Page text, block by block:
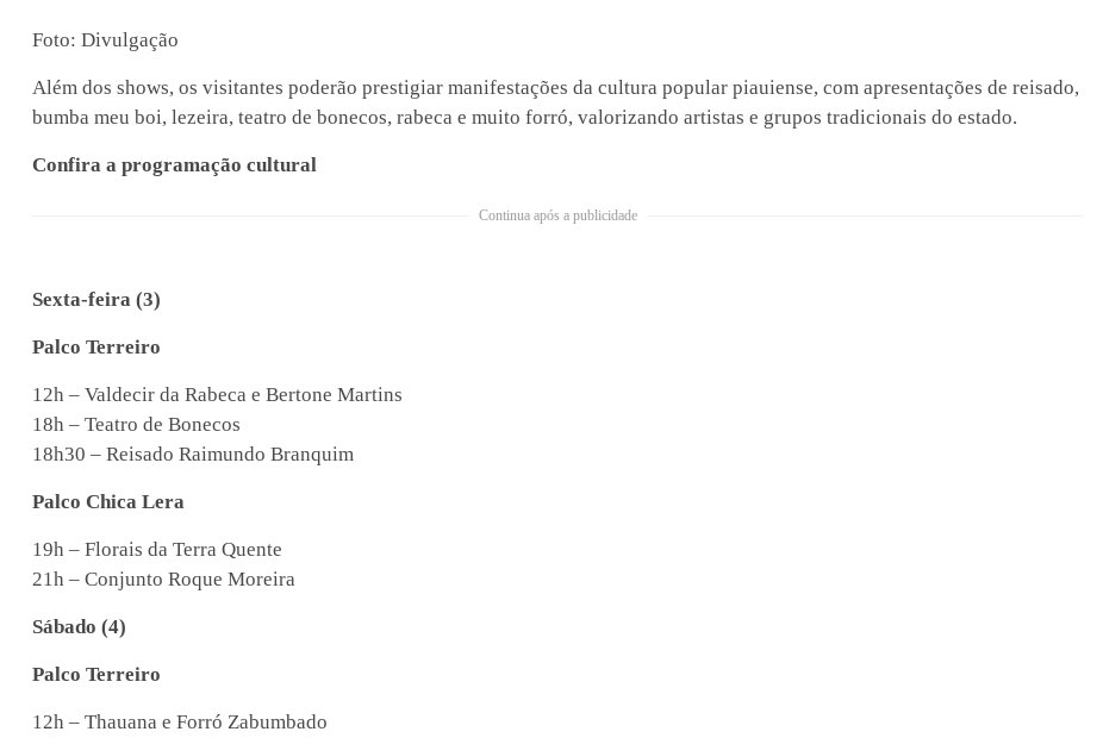
Foto: Divulgação
Além dos shows, os visitantes poderão prestigiar manifestações da cultura popular piauiense, com apresentações de reisado,
bumba meu boi, lezeira, teatro de bonecos, rabeca e muito forró, valorizando artistas e grupos tradicionais do estado.
Confira a programação cultural
Continua após a publicidade
Sexta-feira (3)
Palco Terreiro
12h – Valdecir da Rabeca e Bertone Martins
18h – Teatro de Bonecos
18h30 – Reisado Raimundo Branquim
Palco Chica Lera
19h – Florais da Terra Quente
21h – Conjunto Roque Moreira
Sábado (4)
Palco Terreiro
12h – Thauana e Forró Zabumbado